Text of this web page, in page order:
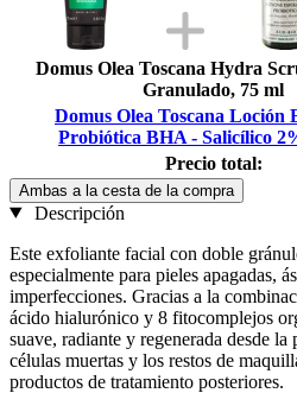
Domus Olea Toscana Hydra
Granulado, 75 ml
Domus Olea Toscana Loción
Probiótica BHA - Salicílico
Precio total:
Ambas a la cesta de la compra
Descripción
Este exfoliante facial con doble
especialmente para pieles apagadas,
imperfecciones. Gracias a la
ácido hialurónico y 8 fitocomplejos
suave, radiante y regenerada desde
células muertas y los restos de
productos de tratamiento posteriores.